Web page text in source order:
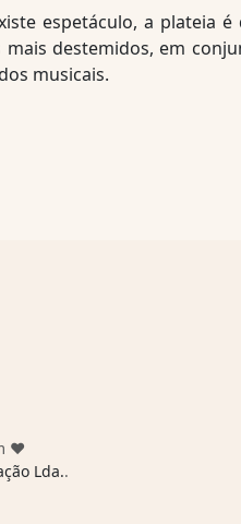
espetáculo, a plateia
destemidos, em
musicais.
❤️
Lda..